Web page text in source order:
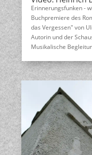
Erinnerungsfunken -
Buchpremiere des
das Vergessen" von
Autorin und der
Musikalische